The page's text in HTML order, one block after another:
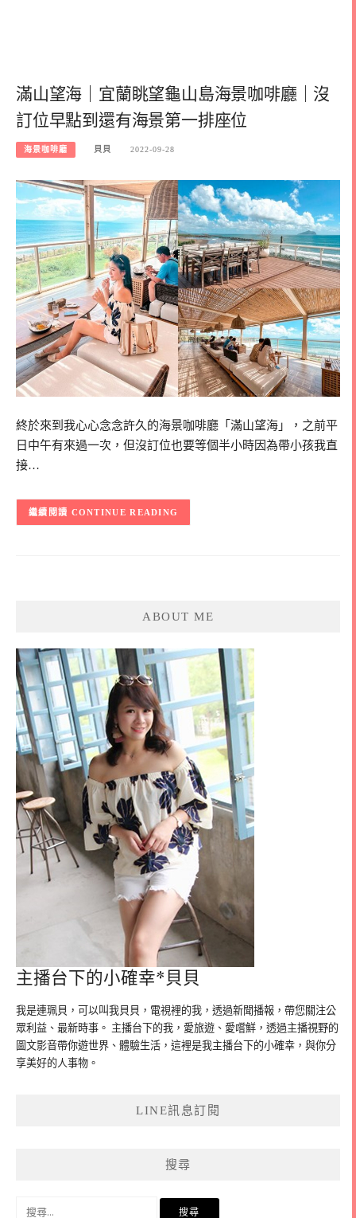
滿山望海｜宜蘭眺望龜山島海景咖啡廳｜沒
訂位早點到還有海景第一排座位
海景咖啡廳 貝貝 2022-09-28
終於來到我心心念念許久的海景咖啡廳「滿山望海」，之前平
日中午有來過一次，但沒訂位也要等個半小時因為帶小孩我直
接…
CONTINUE READING
ABOUT ME
主播台下的小確幸*貝貝
我是連珮貝，可以叫我貝貝，電視裡的我，透過新聞播報，帶您關注公
眾利益、最新時事。 主播台下的我，愛旅遊、愛嚐鮮，透過主播視野的
圖文影音帶你遊世界、體驗生活，這裡是我主播台下的小確幸，與你分
享美好的人事物。
LINE訊息訂閱
搜尋